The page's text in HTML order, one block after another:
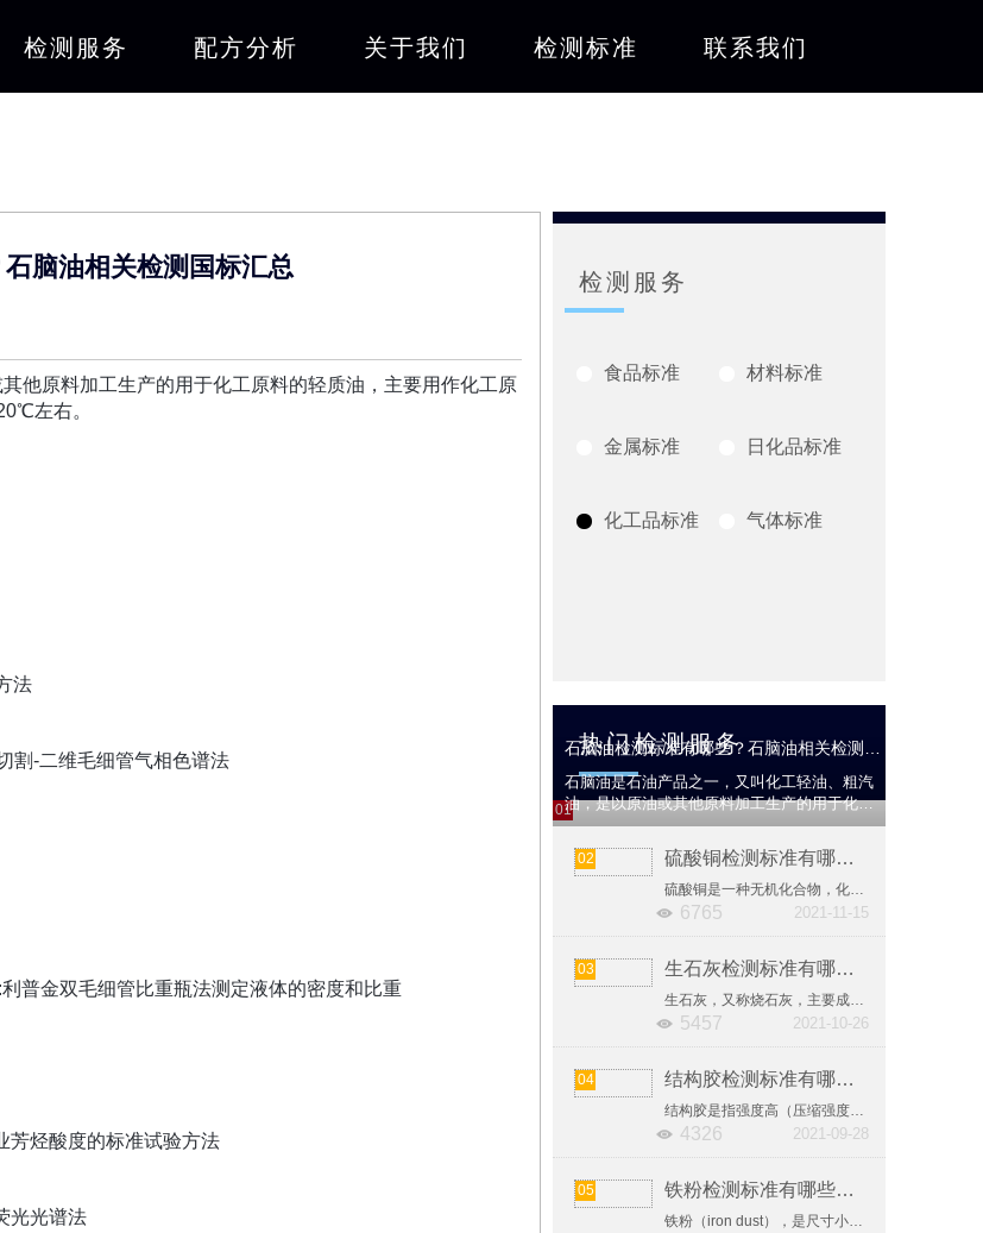
检测服务 配方分析 关于我们 检测标准 联系我们
脑油相关检测国标汇总
他原料加工生产的用于化工原料的轻质油，主要用作化工原
左右。
法
割-二维毛细管气相色谱法
普金双毛细管比重瓶法测定液体的密度和比重
芳烃酸度的标准试验方法
光光谱法
检测服务
食品标准 材料标准
金属标准 日化品标准
化工品标准 气体标准
热门检测服务
01
石脑油是石油产品之一，又叫化工轻油、粗汽
油，是以原油或其他原料加工生产的用于化工
原料的轻质油，主要用作化工原料。因用途不
同有各种不同的馏程，中国规定馏程为初馏点
220℃左右。
02 硫酸铜检测标准有哪些？硫酸铜相关检测国标汇总
硫酸铜是一种无机化合物，化学式为CuSO₄，无水硫酸铜为为白色或灰白色粉末。硫酸铜既是一种肥料，又是一种普遍应用的杀菌剂。波尔多液、铜皂液、铜铵制剂，就是用硫酸铜与生石灰、肥皂、碳酸氢铵配制而成的。
6765 2021-11-15
03 生石灰检测标准有哪些？生石灰相关检测国标汇总
生石灰，又称烧石灰，主要成分为氧化钙（CaO），通常制法为将主要成分为碳酸钙的天然岩石，在高温下煅烧，即可分解生成二氧化碳以及氧化钙。生石灰可用于钢铁、农药、医药、干燥剂、制革及醇的脱水等。
5457 2021-10-26
04 结构胶检测标准有哪些？结构胶相关检测国标汇总
结构胶是指强度高（压缩强度>65MPa，钢-钢正拉粘接强度>30MPa，抗剪强度>18MPa），能承受较大荷载，且耐老化、耐疲劳、耐腐蚀，在预期寿命内性能稳定，适用于承受强力的结构件粘接的胶粘剂。
4326 2021-09-28
05 铁粉检测标准有哪些？铁粉相关检测国标汇总
铁粉（iron dust），是尺寸小于1mm的铁的颗粒集合体，是粉末冶金的主要原料。按粒度，习惯上分为粗粉、中等粉、细粉、微细粉和超细粉五个等级。